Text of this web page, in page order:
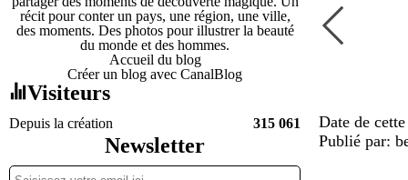
récit pour conter un pays, une région, une ville,
des moments. Des photos pour illustrer la beauté
du monde et des hommes.
Accueil du blog
Créer un blog avec CanalBlog
Visiteurs
Depuis la création 315 061
Newsletter
Date de
Publié par: